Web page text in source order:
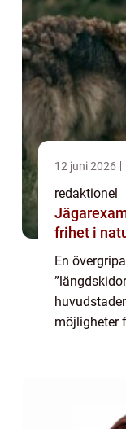
12 juni 2026
redaktionel
frihet i
En
möjligheter